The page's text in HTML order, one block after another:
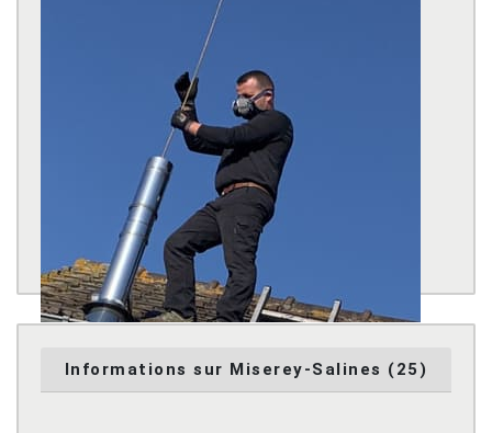
Informations sur Miserey-Salines (25)